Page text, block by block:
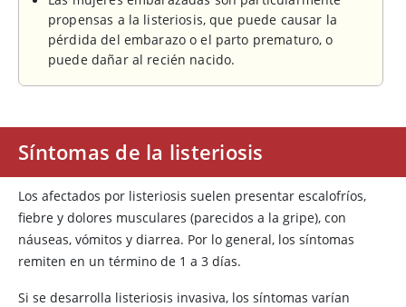
propensas a la listeriosis, que puede causar la
pérdida del embarazo o el parto prematuro, o
puede dañar al recién nacido.
Síntomas de la listeriosis
Los afectados por listeriosis suelen presentar escalofríos,
fiebre y dolores musculares (parecidos a la gripe), con
náuseas, vómitos y diarrea. Por lo general, los síntomas
remiten en un término de 1 a 3 días.
Si se desarrolla listeriosis invasiva, los síntomas varían